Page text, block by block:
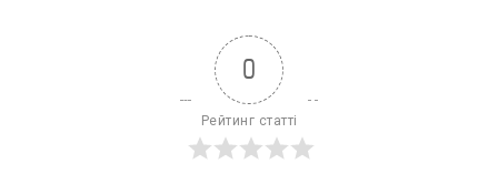
0
Рейтинг статті